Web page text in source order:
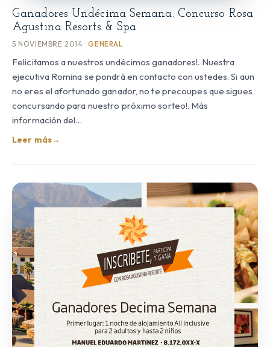
Ganadores Undécima Semana. Concurso Rosa
Agustina Resorts & Spa
5 NOVIEMBRE 2014 ·GENERAL
Felicitamos a nuestros undécimos ganadores!. Nuestra
ejecutiva Romina se pondrá en contacto con ustedes. Si aun
no eres el afortunado ganador, no te precoupes que sigues
concursando para nuestro próximo sorteo!. Más
información del…
Leer más→